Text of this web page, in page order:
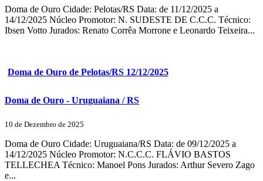
Doma de Ouro Cidade: Pelotas/RS Data: de 11/12/2025 a
14/12/2025 Núcleo Promotor: N. SUDESTE DE C.C.C. Técnico:
Ibsen Votto Jurados: Renato Corrêa Morrone e Leonardo Teixeira...
Doma de Ouro de Pelotas/RS 12/12/2025
Doma de Ouro - Uruguaiana / RS
10 de Dezembro de 2025
Doma de Ouro Cidade: Uruguaiana/RS Data: de 09/12/2025 a
14/12/2025 Núcleo Promotor: N.C.C.C. FLÁVIO BASTOS
TELLECHEA Técnico: Manoel Pons Jurados: Arthur Severo Zago
e...